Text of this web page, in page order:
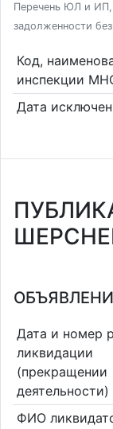
Перечень ЮЛ и ИП,
задолженности
Код,
инспекции
Дата
Дата и номер
ликвидации
(прекращении
деятельности)
ФИО